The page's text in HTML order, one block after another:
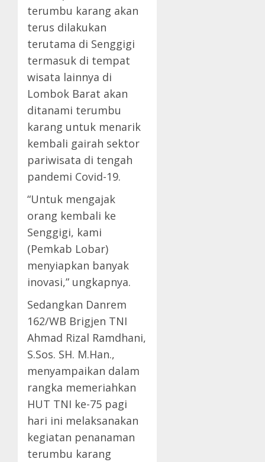
terumbu karang akan
terus dilakukan
terutama di Senggigi
termasuk di tempat
wisata lainnya di
Lombok Barat akan
ditanami terumbu
karang untuk menarik
kembali gairah sektor
pariwisata di tengah
pandemi Covid-19.
“Untuk mengajak
orang kembali ke
Senggigi, kami
(Pemkab Lobar)
menyiapkan banyak
inovasi,” ungkapnya.
Sedangkan Danrem
162/WB Brigjen TNI
Ahmad Rizal Ramdhani,
S.Sos. SH. M.Han.,
menyampaikan dalam
rangka memeriahkan
HUT TNI ke-75 pagi
hari ini melaksanakan
kegiatan penanaman
terumbu karang